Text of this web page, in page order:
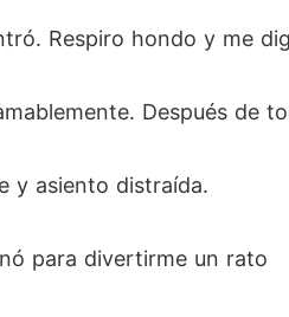
Respiro hondo y me
Después de
y asiento distraída.
para divertirme un rato